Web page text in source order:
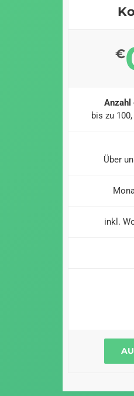
€
Anzahl
bis zu
Über
inkl.